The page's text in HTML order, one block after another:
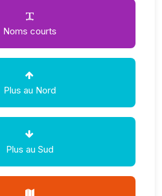
Noms courts
Plus au Nord
Plus au Sud